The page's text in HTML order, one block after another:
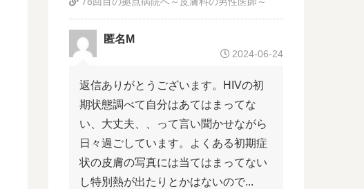
匿名M
2024-06-24
返信ありがとうございます。HIVの初
期状態調べて自分はあてはまってな
い、大丈夫、、って言い聞かせながら
日々過ごしています。よくある初期症
状の皮膚の写真には当てはまってない
し特別熱が出たりとかはないので...